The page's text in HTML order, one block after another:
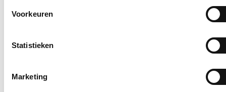
Voorkeuren
Statistieken
Marketing
Crevits. De minister wil daarom strenger optreden: indien
overheidspersoneel wordt geconfronteerd met agressie van burgers,
het voorval uitdrukkelijk mee te nemen bij de beoordeling van het
dossier van de betrokken persoon. De regeling werd vastgelegd in
via een omzendbrief gecommuniceerd naar alle
entiteiten.